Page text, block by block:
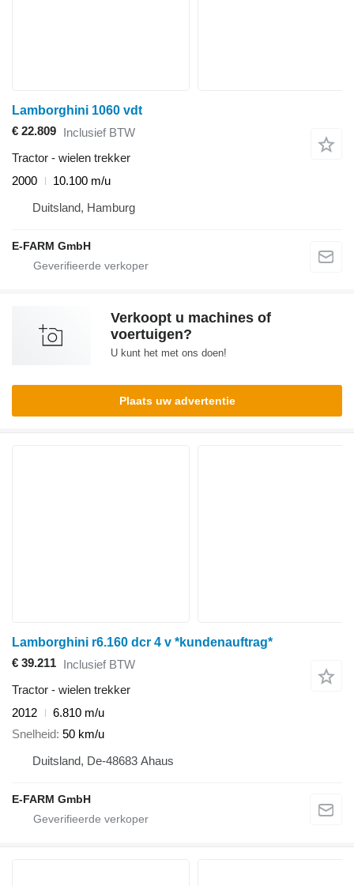
Lamborghini 1060 vdt
€ 22.809 Inclusief BTW
Tractor - wielen trekker
2000
10.100 m/u
Duitsland, Hamburg
E-FARM GmbH
Verkoopt u machines of
voertuigen?
U kunt het met ons doen!
Plaats uw advertentie
Lamborghini r6.160 dcr 4 v *kundenauftrag*
€ 39.211 Inclusief BTW
Tractor - wielen trekker
2012
6.810 m/u
Snelheid 50 km/u
Duitsland, De-48683 Ahaus
E-FARM GmbH